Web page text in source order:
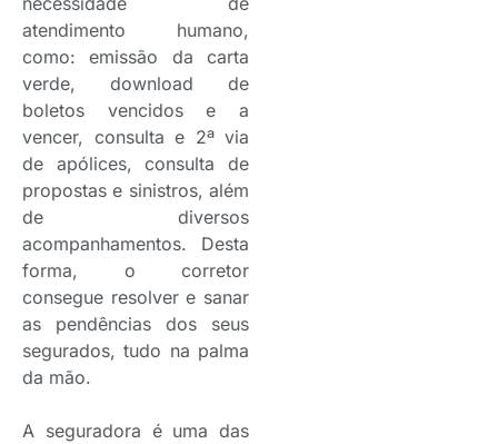
atendimento humano,
como: emissão da carta
verde, download de
boletos vencidos e a
vencer, consulta e 2ª via
de apólices, consulta de
propostas e sinistros, além
de diversos
acompanhamentos. Desta
forma, o corretor
consegue resolver e sanar
as pendências dos seus
segurados, tudo na palma
da mão.
A seguradora é uma das